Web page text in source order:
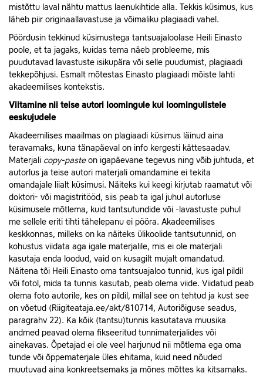
mistõttu laval nähtu mattus laenukihtide alla. Tekkis küsimus, kus
läheb piir originaallavastuse ja võimaliku plagiaadi vahel.
Pöördusin tekkinud küsimustega tantsuajaloolase Heili Einasto
poole, et ta jagaks, kuidas tema näeb probleeme, mis
puudutavad lavastuste isikupära või selle puudumist, plagiaadi
tekkepõhjusi. Esmalt mõtestas Einasto plagiaadi mõiste lahti
akadeemilises kontekstis.
Viitamine nii teise autori loomingule kui loomingulistele
eeskujudele
Akadeemilises maailmas on plagiaadi küsimus läinud aina
teravamaks, kuna tänapäeval on info kergesti kättesaadav.
Materjali copy-paste on igapäevane tegevus ning võib juhtuda, et
autorlus ja teise autori materjali omandamine ei tekita
omandajale liialt küsimusi. Näiteks kui keegi kirjutab raamatut või
doktori- või magistritööd, siis peab ta igal juhul autorluse
küsimusele mõtlema, kuid tantsutundide või -lavastuste puhul
me sellele eriti tihti tähelepanu ei pööra. Akadeemilises
keskkonnas, milleks on ka näiteks ülikoolide tantsutunnid, on
kohustus viidata aga igale materjalile, mis ei ole materjali
kasutaja enda loodud, vaid on kusagilt mujalt omandatud.
Näitena tõi Heili Einasto oma tantsuajaloo tunnid, kus igal pildil
või fotol, mida ta tunnis kasutab, peab olema viide. Viidatud peab
olema foto autorile, kes on pildil, millal see on tehtud ja kust see
on võetud (Riigiteataja.ee/akt/810714, Autoriõiguse seadus,
paragrahv 22). Ka kõik (tantsu)tunnis kasutatava muusika
andmed peavad olema fikseeritud tunnimaterjalides või
ainekavas. Õpetajad ei ole veel harjunud nii mõtlema ega oma
tunde või õppematerjale üles ehitama, kuid need nõuded
muutuvad aina konkreetsemaks ja mõnes mõttes ka kitsamaks.